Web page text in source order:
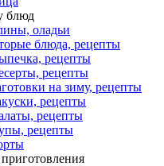
блюд
оладьи
блюда, рецепты
рецепты
рецепты
на зиму, рецепты
рецепты
рецепты
рецепты